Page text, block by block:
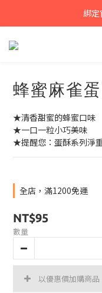
𝙉𝙀𝙒
綁
𝙉𝙀𝙒新朋
蜂蜜麻雀
★清香甜蜜的蜂蜜口味
★一口一粒小巧美味
★提醒您：蛋酥系列淨
全店，滿1200免運
NT$95
數量
以優惠價加購商品